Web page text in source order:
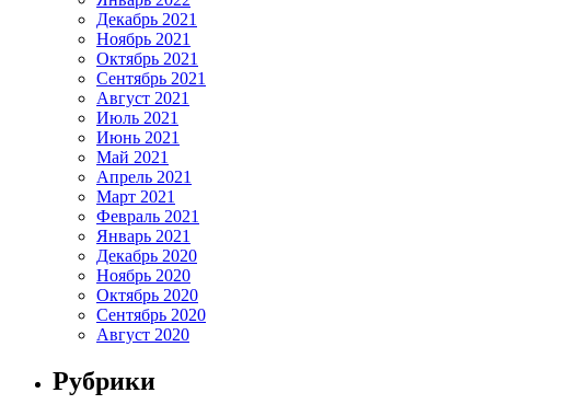
Декабрь 2021
Ноябрь 2021
Октябрь 2021
Сентябрь 2021
Август 2021
Июль 2021
Июнь 2021
Май 2021
Апрель 2021
Март 2021
Февраль 2021
Январь 2021
Декабрь 2020
Ноябрь 2020
Октябрь 2020
Сентябрь 2020
Август 2020
Рубрики